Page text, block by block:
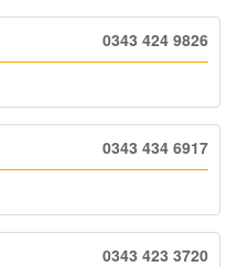
0343 424 9826
0343 434 6917
0343 423 3720